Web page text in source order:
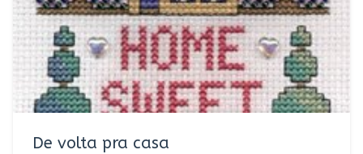
De volta pra casa